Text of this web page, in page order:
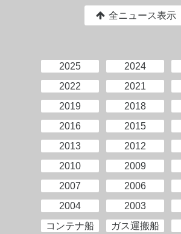
全ニュース表示
2025 2024
2022
2021
2019
2018
2016
2015
2013
2012
2010
2009
2007
2006
2004
2003
コンテナ船
ガス運搬船